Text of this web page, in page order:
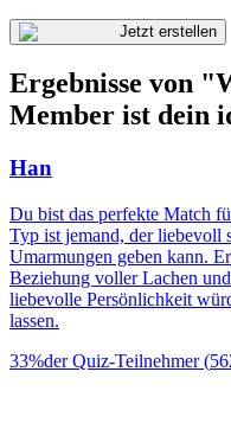
Jetzt erstellen
Ergebnisse von
Member ist dein
Han
Du bist das perfekte Match
Typ ist jemand, der liebevoll
Umarmungen geben kann.
Beziehung voller Lachen
liebevolle Persönlichkeit
lassen.
33%der Quiz-Teilnehmer(